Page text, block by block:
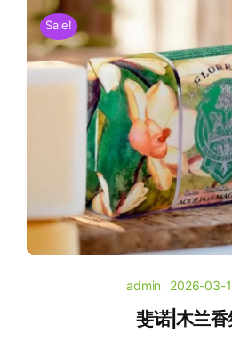
Sale!
admin 2026-03-
斐诺|木兰香